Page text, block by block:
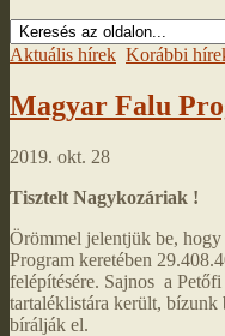
Aktuális hírek Korábbi
Magyar Falu
2019. okt. 28
Tisztelt Nagykozáriak !
Örömmel jelentjük be,
Program keretében
felépítésére. Sajnos a
tartaléklistára került, bízunk
bírálják el.